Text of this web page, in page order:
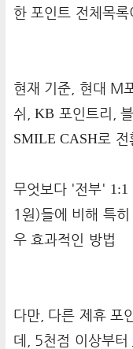
한 포인트 전체목록
현재 기준, 현대 M
쉬,
KB 포인트리,
SMILE CASH로 전
무엇보다 '전부' 1:1
1원)들에 비해 특
우 효과적인 방법
다만, 다른 제휴 포
데, 5천점 이상부터